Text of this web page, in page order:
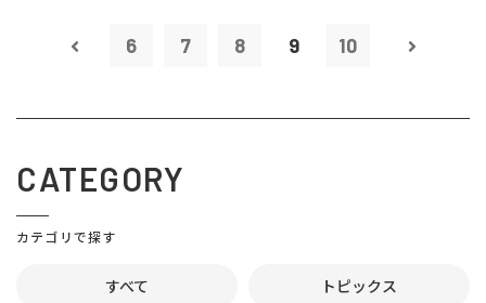
6 7 8 9 10
CATEGORY
カテゴリで探す
すべて トピックス